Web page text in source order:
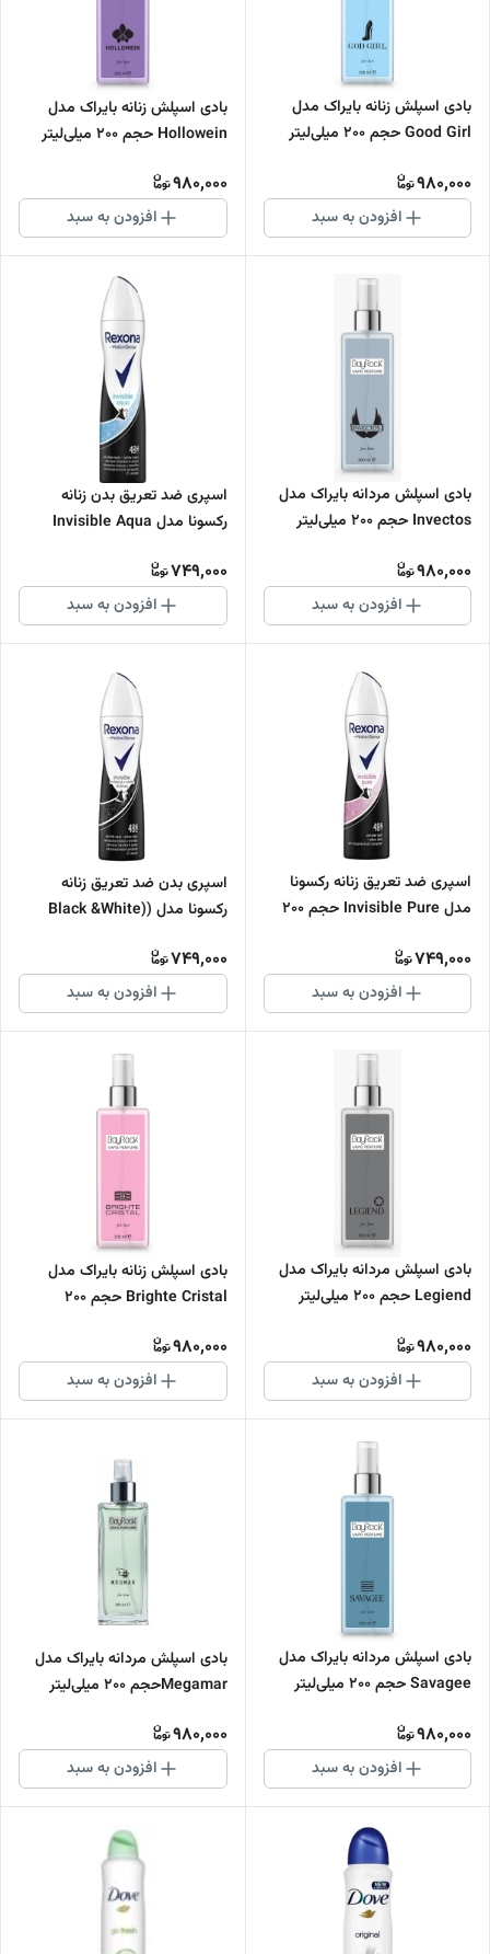
بادی اسپلش زنانه بایراک مدل
Good Girl حجم 200 میلی‌لیتر
980,000
افزودن به سبد
بادی اسپلش زنانه بایراک مدل
Hollowein حجم 200 میلی‌لیتر
980,000
افزودن به سبد
بادی اسپلش مردانه بایراک مدل
Invectos حجم 200 میلی‌لیتر
980,000
افزودن به سبد
اسپری ضد تعریق بدن زنانه
رکسونا مدل Invisible Aqua
749,000
افزودن به سبد
اسپری ضد تعریق زنانه رکسونا
مدل Invisible Pure حجم 200
749,000
افزودن به سبد
اسپری بدن ضد تعریق زنانه
رکسونا مدل (Black &White)
749,000
افزودن به سبد
بادی اسپلش مردانه بایراک مدل
Legiend حجم 200 میلی‌لیتر
980,000
افزودن به سبد
بادی اسپلش زنانه بایراک مدل
Brighte Cristal حجم 200
980,000
افزودن به سبد
بادی اسپلش مردانه بایراک مدل
Savagee حجم 200 میلی‌لیتر
980,000
افزودن به سبد
بادی اسپلش مردانه بایراک مدل
Megamarحجم 200 میلی‌لیتر
980,000
افزودن به سبد